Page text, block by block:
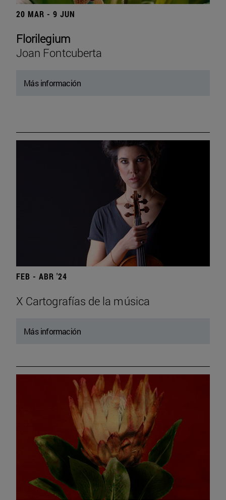
20 MAR - 9 JUN
Florilegium
Joan Fontcuberta
Más información
FEB - ABR '24
X Cartografías de la música
Más información